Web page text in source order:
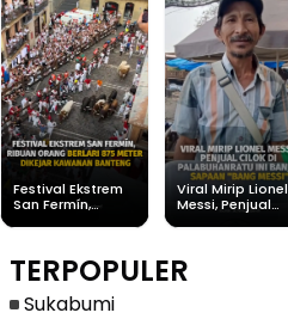
Festival Ekstrem
San Fermín,
Banteng
Viral Mirip Lionel
Messi, Penjual
"Bang Messi"
TERPOPULER
Sukabumi